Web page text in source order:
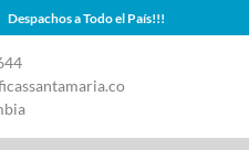
Despachos a Todo el País!!!